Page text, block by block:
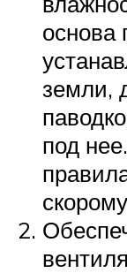
основа
земли,
под